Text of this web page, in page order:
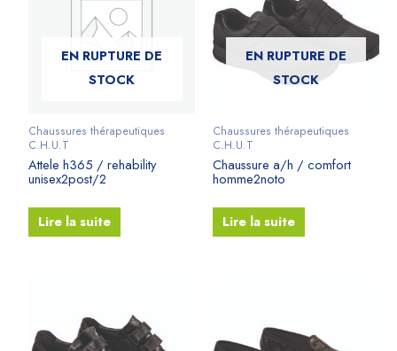
EN RUPTURE DE
STOCK
Chaussures thérapeutiques
C.H.U.T
Attele h365 / rehability
unisex2post/2
Lire la suite
EN RUPTURE DE
STOCK
Chaussures thérapeutiques
C.H.U.T
Chaussure a/h / comfort
homme2noto
Lire la suite